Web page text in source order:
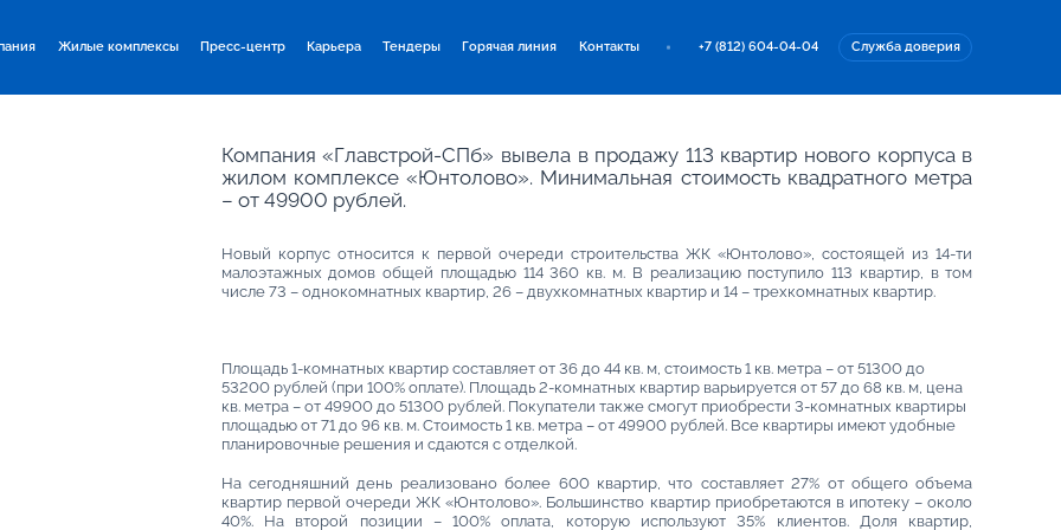
Жилые комплексы Пресс-центр Карьера Тендеры Горячая линия Контакты +7 (812) 604-04-04 Служба доверия
Компания «Главстрой-СПб» вывела в продажу 113 квартир нового корпуса в
жилом комплексе «Юнтолово». Минимальная стоимость квадратного метра
– от 49900 рублей.
Новый корпус относится к первой очереди строительства ЖК «Юнтолово», состоящей из 14-ти
малоэтажных домов общей площадью 114 360 кв. м. В реализацию поступило 113 квартир, в том
числе 73 – однокомнатных квартир, 26 – двухкомнатных квартир и 14 – трехкомнатных квартир.
Площадь 1-комнатных квартир составляет от 36 до 44 кв. м, стоимость 1 кв. метра – от 51300 до
53200 рублей (при 100% оплате). Площадь 2-комнатных квартир варьируется от 57 до 68 кв. м, цена
кв. метра – от 49900 до 51300 рублей. Покупатели также смогут приобрести 3-комнатных квартиры
площадью от 71 до 96 кв. м. Стоимость 1 кв. метра – от 49900 рублей. Все квартиры имеют удобные
планировочные решения и сдаются с отделкой.
На сегодняшний день реализовано более 600 квартир, что составляет 27% от общего объема
квартир первой очереди ЖК «Юнтолово». Большинство квартир приобретаются в ипотеку – около
40%. На второй позиции – 100% оплата, которую используют 35% клиентов. Доля квартир,